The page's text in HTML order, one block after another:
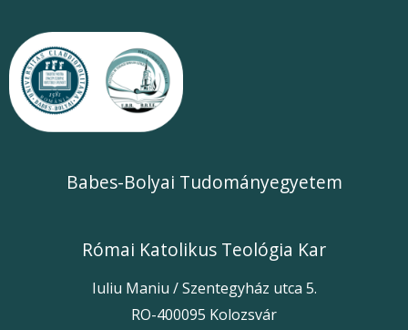
Babes-Bolyai Tudományegyetem
Római Katolikus Teológia Kar
Iuliu Maniu / Szentegyház utca 5.
RO-400095 Kolozsvár